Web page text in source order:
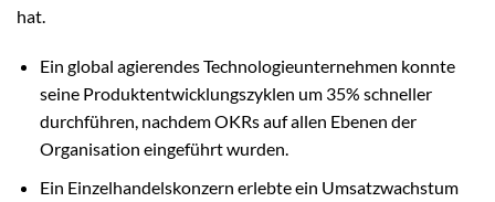
hat.
Ein global agierendes Technologieunternehmen konnte
seine Produktentwicklungszyklen um 35% schneller
durchführen, nachdem OKRs auf allen Ebenen der
Organisation eingeführt wurden.
Ein Einzelhandelskonzern erlebte ein Umsatzwachstum